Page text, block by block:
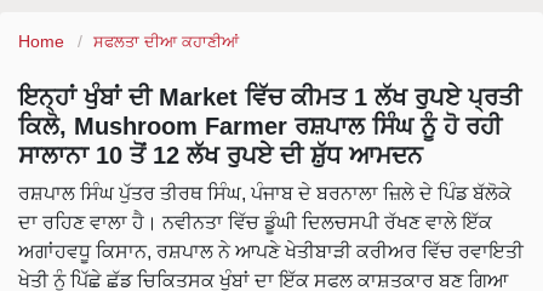
Home ਸਫਲਤਾ ਦੀਆ ਕਹਾਣੀਆਂ
ਇਨ੍ਹਾਂ ਖੁੰਬਾਂ ਦੀ Market ਵਿੱਚ ਕੀਮਤ 1 ਲੱਖ ਰੁਪਏ ਪ੍ਰਤੀ
ਕਿਲੋ, Mushroom Farmer ਰਸ਼ਪਾਲ ਸਿੰਘ ਨੂੰ ਹੋ ਰਹੀ
ਸਾਲਾਨਾ 10 ਤੋਂ 12 ਲੱਖ ਰੁਪਏ ਦੀ ਸ਼ੁੱਧ ਆਮਦਨ
ਰਸ਼ਪਾਲ ਸਿੰਘ ਪੁੱਤਰ ਤੀਰਥ ਸਿੰਘ, ਪੰਜਾਬ ਦੇ ਬਰਨਾਲਾ ਜ਼ਿਲੇ ਦੇ ਪਿੰਡ ਬੱਲੋਕੇ
ਦਾ ਰਹਿਣ ਵਾਲਾ ਹੈ। ਨਵੀਨਤਾ ਵਿੱਚ ਡੂੰਘੀ ਦਿਲਚਸਪੀ ਰੱਖਣ ਵਾਲੇ ਇੱਕ
ਅਗਾਂਹਵਧੂ ਕਿਸਾਨ, ਰਸ਼ਪਾਲ ਨੇ ਆਪਣੇ ਖੇਤੀਬਾੜੀ ਕਰੀਅਰ ਵਿੱਚ ਰਵਾਇਤੀ
ਖੇਤੀ ਨੂੰ ਪਿੱਛੇ ਛੱਡ ਚਿਕਿਤਸਕ ਖੁੰਬਾਂ ਦਾ ਇੱਕ ਸਫਲ ਕਾਸ਼ਤਕਾਰ ਬਣ ਗਿਆ